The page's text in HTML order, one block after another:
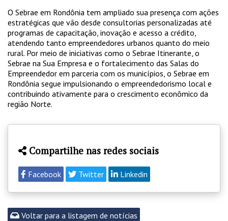
O Sebrae em Rondônia tem ampliado sua presença com ações
estratégicas que vão desde consultorias personalizadas até
programas de capacitação, inovação e acesso a crédito,
atendendo tanto empreendedores urbanos quanto do meio
rural. Por meio de iniciativas como o Sebrae Itinerante, o
Sebrae na Sua Empresa e o fortalecimento das Salas do
Empreendedor em parceria com os municípios, o Sebrae em
Rondônia segue impulsionando o empreendedorismo local e
contribuindo ativamente para o crescimento econômico da
região Norte.
Compartilhe nas redes sociais
Facebook Twitter Linkedin
Voltar para a listagem de notícias